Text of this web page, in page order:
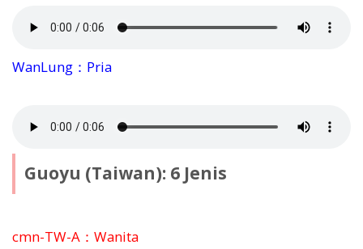
WanLung：Pria
Guoyu (Taiwan): 6 Jenis
cmn-TW-A：Wanita